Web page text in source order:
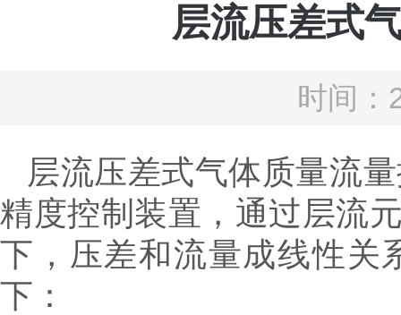
层流压差式
时间
层流压差式气体质量流
精度控制装置，通过层流
下，压差和流量成线性关
下：